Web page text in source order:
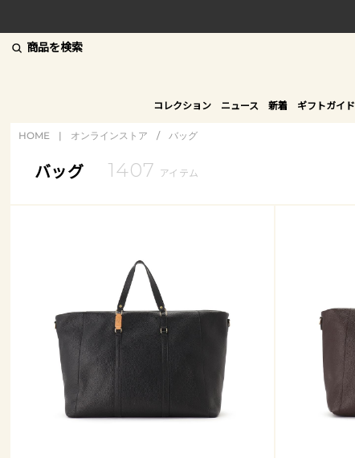
商品を検索
コレクション ニュース 新着 ギフトガイド
HOME | オンラインストア / バッグ
バッグ 1407 アイテム